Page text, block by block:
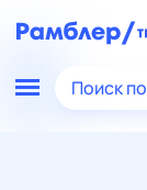
Поиск